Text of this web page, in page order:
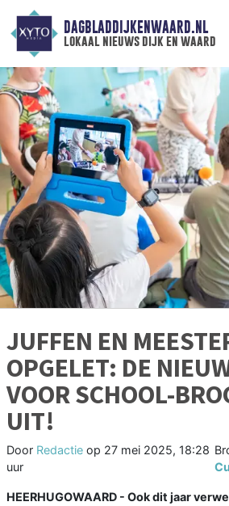
DAGBLADDIJKENWAARD.NL
lokaal nieuws dijk en waard
JUFFEN EN
OPGELET: DE
VOOR SCHOOL-
UIT!
Door Redactie op 27 mei 2025, 18:28
uur
HEERHUGOWAARD - Ook dit jaar